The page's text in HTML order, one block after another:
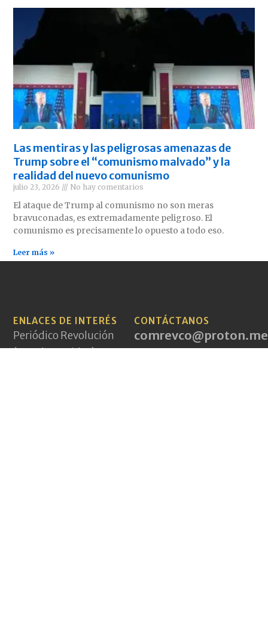
Las mentiras y las peligrosas amenazas de
Trump sobre el “comunismo malvado” y la
realidad del nuevo comunismo
julio 23, 2026 No hay comentarios
El ataque de Trump al comunismo no son meras
bravuconadas, es extremadamente peligroso. El
comunismo es precisamente lo opuesto a todo eso.
Leer más »
ENLACES DE INTERÉS
Periódico Revolución
(Estados Unidos)
CONTÁCTANOS
comrevco@proton.me